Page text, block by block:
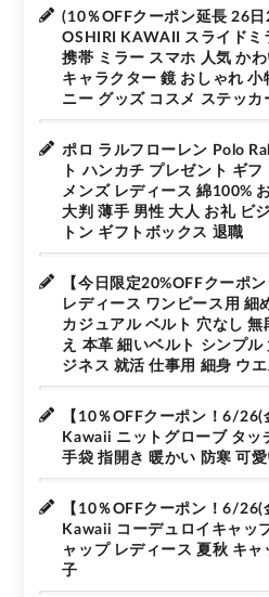
(10％OFFクーポン延長 26
OSHIRI KAWAII スライドミ
携帯 ミラー スマホ 人気 か
キャラクター 鏡 おしゃれ 小
ニー グッズ コスメ ステッカ
ポロ ラルフローレン Polo
ト ハンカチ プレゼント ギ
メンズ レディース 綿100%
大判 薄手 男性 大人 お礼 ビ
トン ギフトボックス 退職
【今日限定20%OFFクーポ
レディース ワンピース用 細
カジュアル ベルト 穴なし
え 本革 細いベルト シンプ
ジネス 就活 仕事用 細身 ウ
【10％OFFクーポン！6/
Kawaii ニットグローブ タッ
手袋 指開き 暖かい 防寒 可
【10％OFFクーポン！6/
Kawaii コーデュロイキャッ
ャップ レディース 夏秋 キ
子